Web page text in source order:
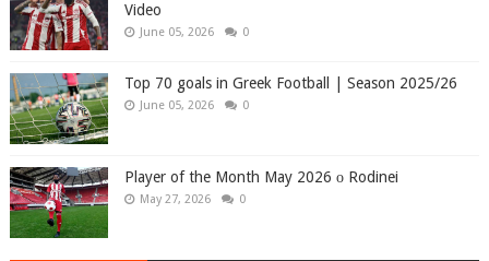
Video
June 05, 2026 0
Top 70 goals in Greek Football | Season 2025/26
June 05, 2026 0
Player of the Month May 2026 ο Rodinei
May 27, 2026 0